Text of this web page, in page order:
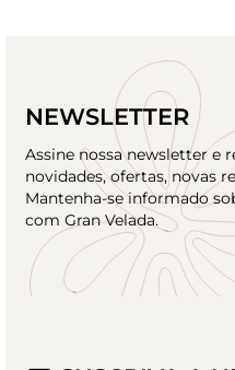
NEWSLETTER
Assine nossa newsletter e
novidades, ofertas, novas
Mantenha-se informado
com Gran Velada.